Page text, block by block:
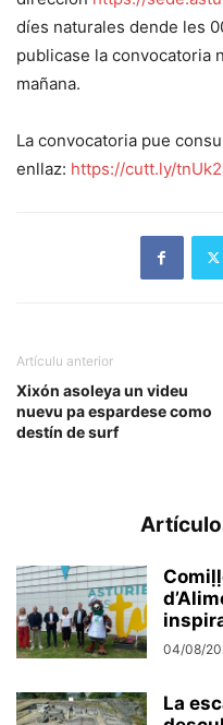
díes naturales dende les
publicase la convocatoria
mañana.
La convocatoria pue
enllaz: https://cutt.ly/
Artículu anterior
Xixón asoleya un videu
nuevu pa espardese como
destín de surf
04/08/
La